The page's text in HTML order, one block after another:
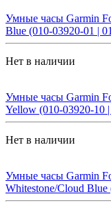
Умные часы Garmin
Blue (010-03920-01 |
Нет в наличии
Умные часы Garmin
Yellow (010-03920-10
Нет в наличии
Умные часы Garmin
Whitestone/Cloud Blue